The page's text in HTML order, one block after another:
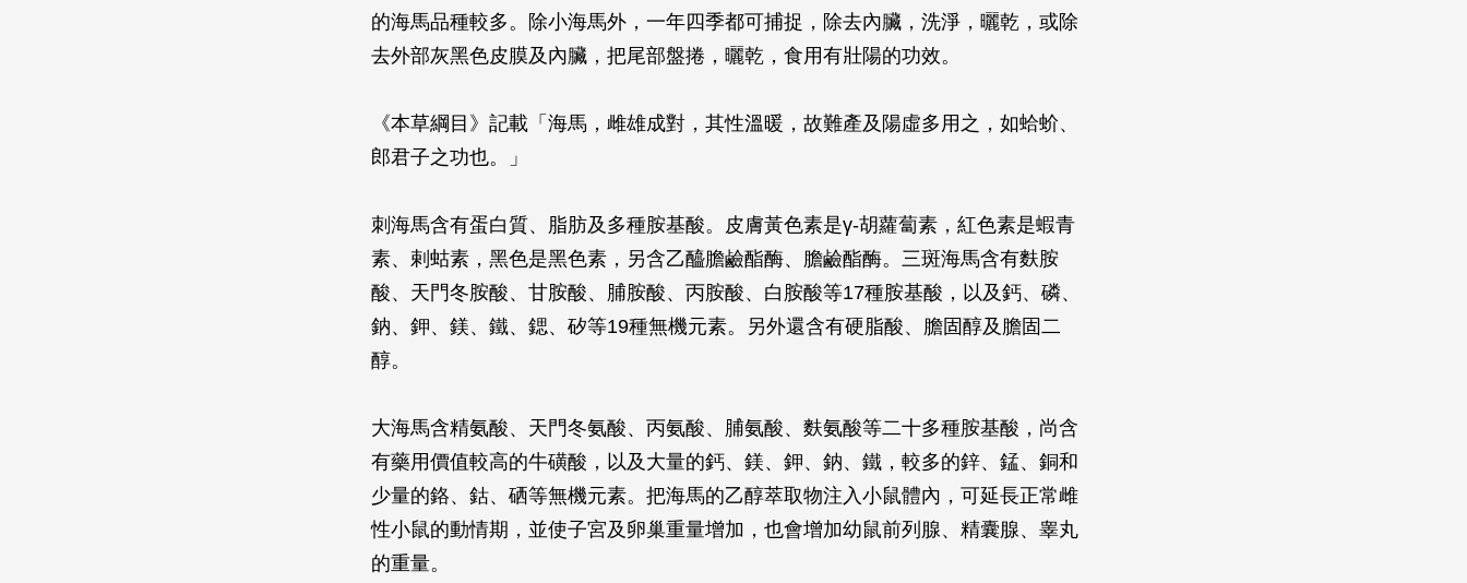
的海馬品種較多。除小海馬外，一年四季都可捕捉，除去內臟，洗淨，曬乾，或除
去外部灰黑色皮膜及內臟，把尾部盤捲，曬乾，食用有壯陽的功效。
《本草綱目》記載「海馬，雌雄成對，其性溫暖，故難產及陽虛多用之，如蛤蚧、
郎君子之功也。」
刺海馬含有蛋白質、脂肪及多種胺基酸。皮膚黃色素是γ-胡蘿蔔素，紅色素是蝦青
素、剌蛄素，黑色是黑色素，另含乙醯膽鹼酯酶、膽鹼酯酶。三斑海馬含有麩胺
酸、天門冬胺酸、甘胺酸、脯胺酸、丙胺酸、白胺酸等17種胺基酸，以及鈣、磷、
鈉、鉀、鎂、鐵、鍶、矽等19種無機元素。另外還含有硬脂酸、膽固醇及膽固二
醇。
大海馬含精氨酸、天門冬氨酸、丙氨酸、脯氨酸、麩氨酸等二十多種胺基酸，尚含
有藥用價值較高的牛磺酸，以及大量的鈣、鎂、鉀、鈉、鐵，較多的鋅、錳、銅和
少量的鉻、鈷、硒等無機元素。把海馬的乙醇萃取物注入小鼠體內，可延長正常雌
性小鼠的動情期，並使子宮及卵巢重量增加，也會增加幼鼠前列腺、精囊腺、睾丸
的重量。